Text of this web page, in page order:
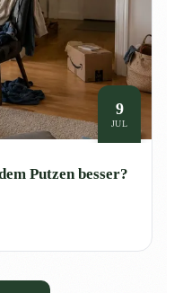
9
JUL
Putzen besser?